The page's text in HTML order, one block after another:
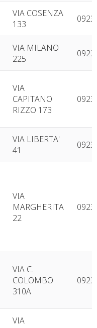
VIA COSENZA
133
VIA MILANO
225
VIA
CAPITANO
RIZZO 173
VIA LIBERTA'
41
VIA
MARGHERITA
22
VIA C.
COLOMBO
310A
VIA